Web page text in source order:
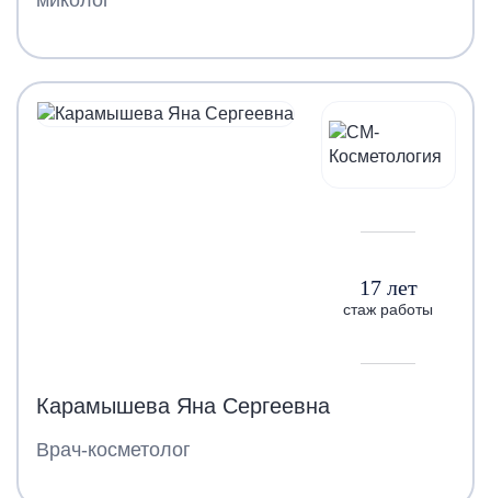
17 лет
стаж работы
Карамышева Яна Сергеевна
Врач-косметолог